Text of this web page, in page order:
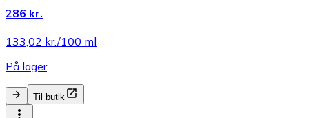
286 kr.
133,02 kr./100 ml
På lager
Til butik